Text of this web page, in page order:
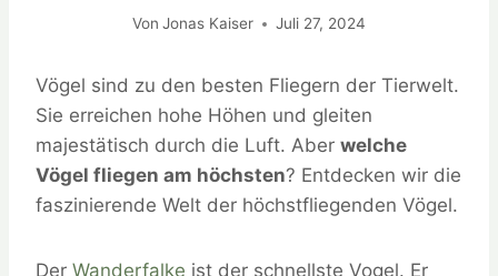
Von Jonas Kaiser Juli 27, 2024
Vögel sind zu den besten Fliegern der Tierwelt.
Sie erreichen hohe Höhen und gleiten
majestätisch durch die Luft. Aber welche
Vögel fliegen am höchsten? Entdecken wir die
faszinierende Welt der höchstfliegenden Vögel.
Der Wanderfalke ist der schnellste Vogel. Er